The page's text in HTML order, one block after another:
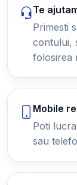
Te
Primesti
contului,
folosirea
Mobile
Poti
sau